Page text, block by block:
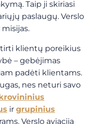
Taip ji skiriasi
paslaugų. Verslo
klientų poreikius
– gebėjimas
padėti klientams.
nes neturi savo
ir grupinius
Verslo aviacija